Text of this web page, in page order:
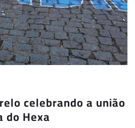
celebrando a união
do Hexa